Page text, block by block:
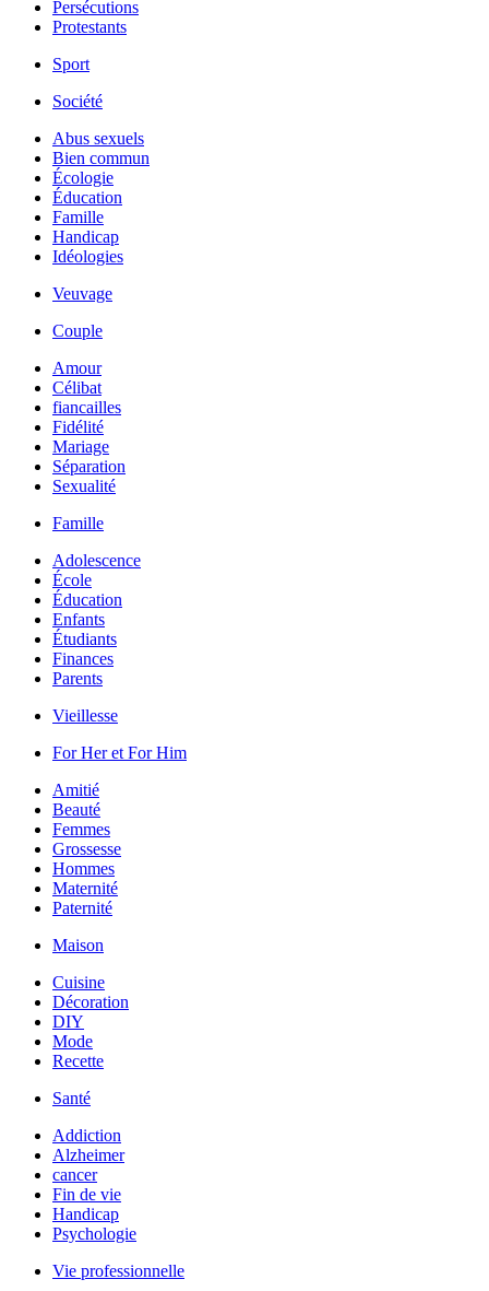
Persécutions
Protestants
Sport
Société
Abus sexuels
Bien commun
Écologie
Éducation
Famille
Handicap
Idéologies
Veuvage
Couple
Amour
Célibat
fiancailles
Fidélité
Mariage
Séparation
Sexualité
Famille
Adolescence
École
Éducation
Enfants
Étudiants
Finances
Parents
Vieillesse
For Her et For Him
Amitié
Beauté
Femmes
Grossesse
Hommes
Maternité
Paternité
Maison
Cuisine
Décoration
DIY
Mode
Recette
Santé
Addiction
Alzheimer
cancer
Fin de vie
Handicap
Psychologie
Vie professionnelle